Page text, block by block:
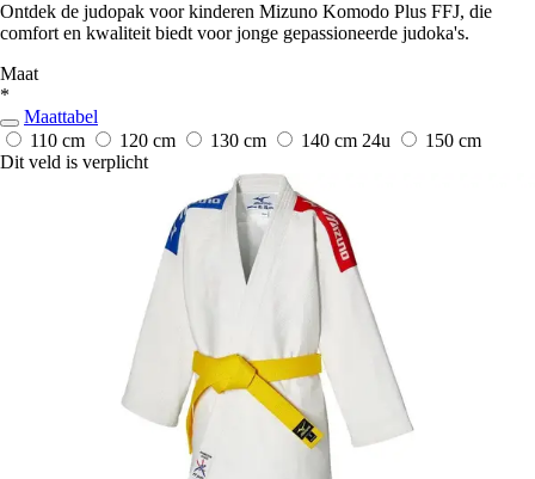
Ontdek de judopak voor kinderen Mizuno Komodo Plus FFJ, die
comfort en kwaliteit biedt voor jonge gepassioneerde judoka's.
Maat
*
Maattabel
110 cm
120 cm 130 cm 140 cm 24u
150 cm
Dit veld is verplicht